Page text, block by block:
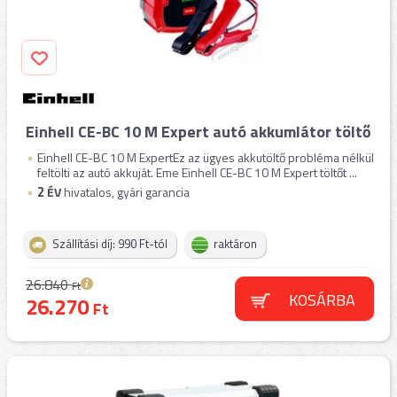
Einhell CE-BC 10 M Expert autó akkumlátor töltő
Einhell CE-BC 10 M ExpertEz az ügyes akkutöltő probléma nélkül
feltölti az autó akkuját. Eme Einhell CE-BC 10 M Expert töltőt ...
2 ÉVhivatalos, gyári garancia
Szállítási díj: 990 Ft-tól raktáron
26.840Ft
26.270Ft KOSÁRBA